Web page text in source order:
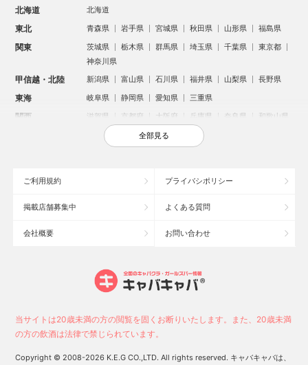
北海道 北海道
東北 青森県 岩手県 宮城県 秋田県 山形県 福島県
関東 茨城県 栃木県 群馬県 埼玉県 千葉県
東京都
神奈川県
甲信越・北陸 新潟県 富山県 石川県 福井県 山梨県 長野県
東海 岐阜県 静岡県 愛知県 三重県
関西 滋賀県 京都府 大阪府 兵庫県 奈良県 和歌山県
鳥取県 島根県 岡山県 広島県
沖縄県
大宮のキャバクラ
六本木のキャバクラ
池袋駅（西口）のキャバクラ
新潟駅前のキャバクラ
全部見る
ご利用規約 プライバシポリシー
掲載店舗募集中 よくある質問
会社概要 お問い合わせ
当サイトは20歳未満の方の閲覧を固くお断りいたします。また、20歳未満
の方の飲酒は法律で禁じられています。
Copyright © 2008-2026 K.E.G CO.,LTD. All rights reserved. キャバキャバは、